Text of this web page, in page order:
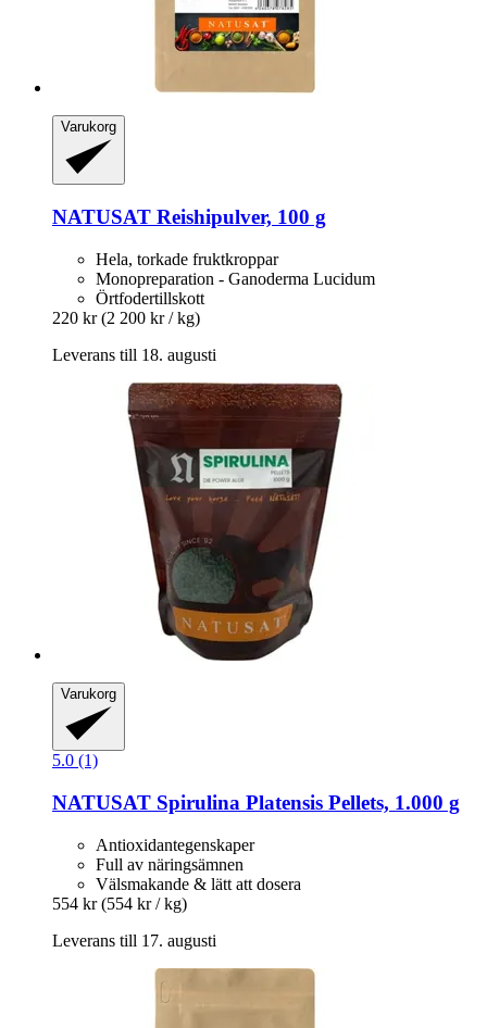
Varukorg
NATUSAT Reishipulver, 100 g
Hela, torkade fruktkroppar
Monopreparation - Ganoderma Lucidum
Örtfodertillskott
220 kr (2 200 kr / kg)
Leverans till 18. augusti
Varukorg
5.0 (1)
NATUSAT Spirulina Platensis Pellets, 1.000 g
Antioxidantegenskaper
Full av näringsämnen
Välsmakande & lätt att dosera
554 kr (554 kr / kg)
Leverans till 17. augusti